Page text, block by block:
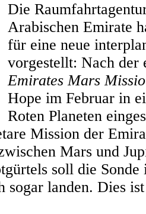
Die
Arabischen Emirate
für eine neue
vorgestellt: Nach der
Emirates Mars
Hope im Februar in
Roten Planeten
Mission der
Mars und
soll die Sonde
sogar landen. Dies